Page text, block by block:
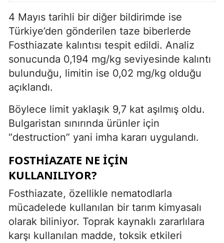
4 Mayıs tarihli bir diğer bildirimde ise
Türkiye’den gönderilen taze biberlerde
Fosthiazate kalıntısı tespit edildi. Analiz
sonucunda 0,194 mg/kg seviyesinde kalıntı
bulunduğu, limitin ise 0,02 mg/kg olduğu
açıklandı.
Böylece limit yaklaşık 9,7 kat aşılmış oldu.
Bulgaristan sınırında ürünler için
“destruction” yani imha kararı uygulandı.
FOSTHIAZATE NE IÇIN
KULLANILIYOR?
Fosthiazate, özellikle nematodlarla
mücadelede kullanılan bir tarım kimyasalı
olarak biliniyor. Toprak kaynaklı zararlılara
karşı kullanılan madde, toksik etkileri